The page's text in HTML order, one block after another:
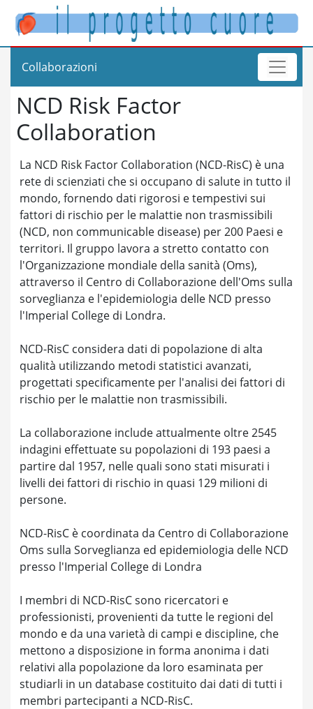
Collaborazioni
NCD Risk Factor
Collaboration
La NCD Risk Factor Collaboration (NCD-RisC) è una
rete di scienziati che si occupano di salute in tutto il
mondo, fornendo dati rigorosi e tempestivi sui
fattori di rischio per le malattie non trasmissibili
(NCD, non communicable disease) per 200 Paesi e
territori. Il gruppo lavora a stretto contatto con
l'Organizzazione mondiale della sanità (Oms),
attraverso il Centro di Collaborazione dell'Oms sulla
sorveglianza e l'epidemiologia delle NCD presso
l'Imperial College di Londra.
NCD-RisC considera dati di popolazione di alta
qualità utilizzando metodi statistici avanzati,
progettati specificamente per l'analisi dei fattori di
rischio per le malattie non trasmissibili.
La collaborazione include attualmente oltre 2545
indagini effettuate su popolazioni di 193 paesi a
partire dal 1957, nelle quali sono stati misurati i
livelli dei fattori di rischio in quasi 129 milioni di
persone.
NCD-RisC è coordinata da Centro di Collaborazione
Oms sulla Sorveglianza ed epidemiologia delle NCD
presso l'Imperial College di Londra
I membri di NCD-RisC sono ricercatori e
professionisti, provenienti da tutte le regioni del
mondo e da una varietà di campi e discipline, che
mettono a disposizione in forma anonima i dati
relativi alla popolazione da loro esaminata per
studiarli in un database costituito dai dati di tutti i
membri partecipanti a NCD-RisC.